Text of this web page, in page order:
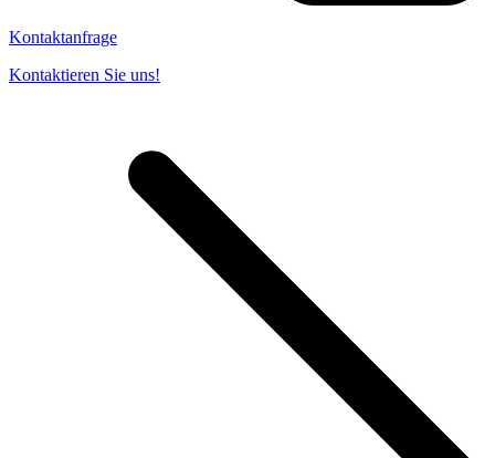
Kontaktanfrage
Kontaktieren Sie uns!